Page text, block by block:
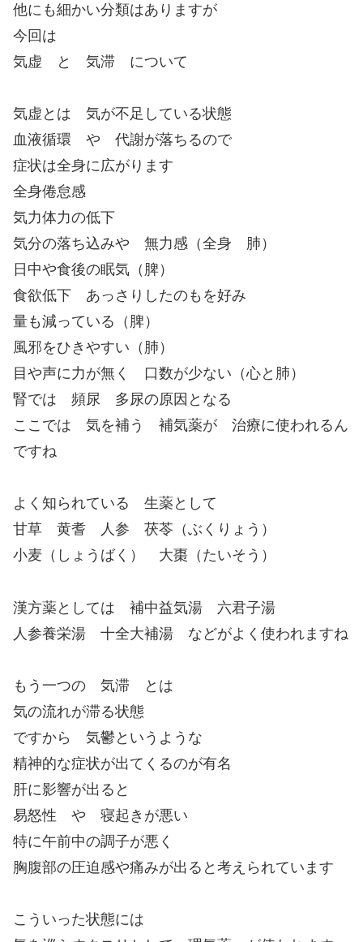
他にも細かい分類はありますが
今回は
気虚 と 気滞 について
気虚とは 気が不足している状態
血液循環 や 代謝が落ちるので
症状は全身に広がります
全身倦怠感
気力体力の低下
気分の落ち込みや 無力感（全身 肺）
日中や食後の眠気（脾）
食欲低下 あっさりしたのもを好み
量も減っている（脾）
風邪をひきやすい（肺）
目や声に力が無く 口数が少ない（心と肺）
腎では 頻尿 多尿の原因となる
ここでは 気を補う 補気薬が 治療に使われるん
ですね
よく知られている 生薬として
甘草 黄耆 人参 茯苓（ぶくりょう）
小麦（しょうばく） 大棗（たいそう）
漢方薬としては 補中益気湯 六君子湯
人参養栄湯 十全大補湯 などがよく使われますね
もう一つの 気滞 とは
気の流れが滞る状態
ですから 気鬱というような
精神的な症状が出てくるのが有名
肝に影響が出ると
易怒性 や 寝起きが悪い
特に午前中の調子が悪く
胸腹部の圧迫感や痛みが出ると考えられています
こういった状態には